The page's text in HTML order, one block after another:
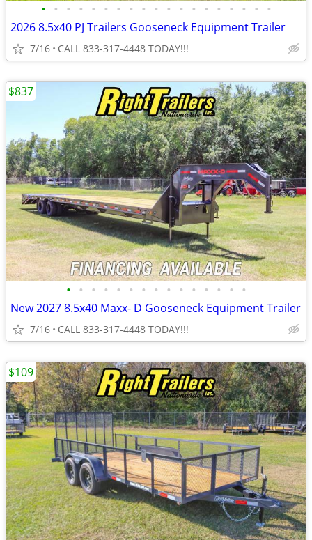
• • • • • • • • • • • • • • • • • • •
2026 8.5x40 PJ Trailers Gooseneck Equipment Trailer
7/16 CALL 833-317-4448 TODAY!!!
• • • • • • • • • • • • • • •
New 2027 8.5x40 Maxx- D Gooseneck Equipment Trailer
7/16 CALL 833-317-4448 TODAY!!!
$837
$109